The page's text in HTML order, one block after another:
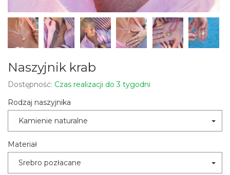
Naszyjnik krab
Dostępność: Czas realizacji do 3 tygodni
Rodzaj naszyjnika
Kamienie naturalne
Materiał
Srebro pozłacane